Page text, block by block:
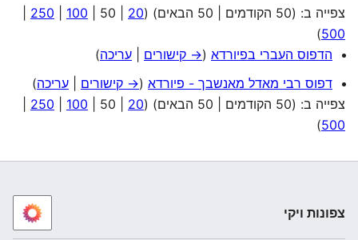
צפייה ב: (50 הקודמים 50 הבאים ) (
20
50
100
250
500
)
הדפוס העברי בפיורדא (→ קישורים עריכה)
דפוס רבי מאדל מאנשבך - פיורדא (→ קישורים עריכה)
צפייה ב: (50 הקודמים 50 הבאים ) (
20
50
100
250
500
)
צפונות ויקי